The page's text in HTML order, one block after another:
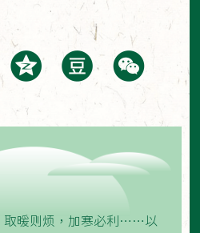
取暖则烦，加寒必利……以